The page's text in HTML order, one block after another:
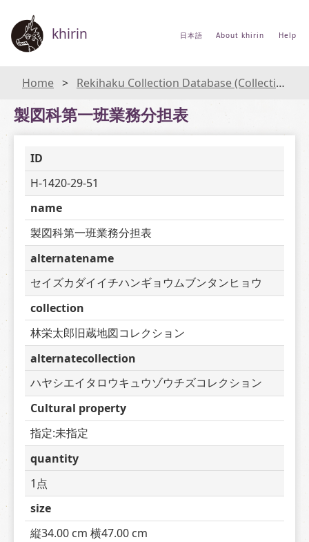
khirin 日本語 About khirin Help
Home Rekihaku Collection Database (Collections Database of the National Museum of Japanese History)
製図科第一班業務分担表
ID
H-1420-29-51
name
製図科第一班業務分担表
alternatename
セイズカダイイチハンギョウムブンタンヒョウ
collection
林栄太郎旧蔵地図コレクション
alternatecollection
ハヤシエイタロウキュウゾウチズコレクション
Cultural property
指定:未指定
quantity
1点
size
縦34.00 cm 横47.00 cm